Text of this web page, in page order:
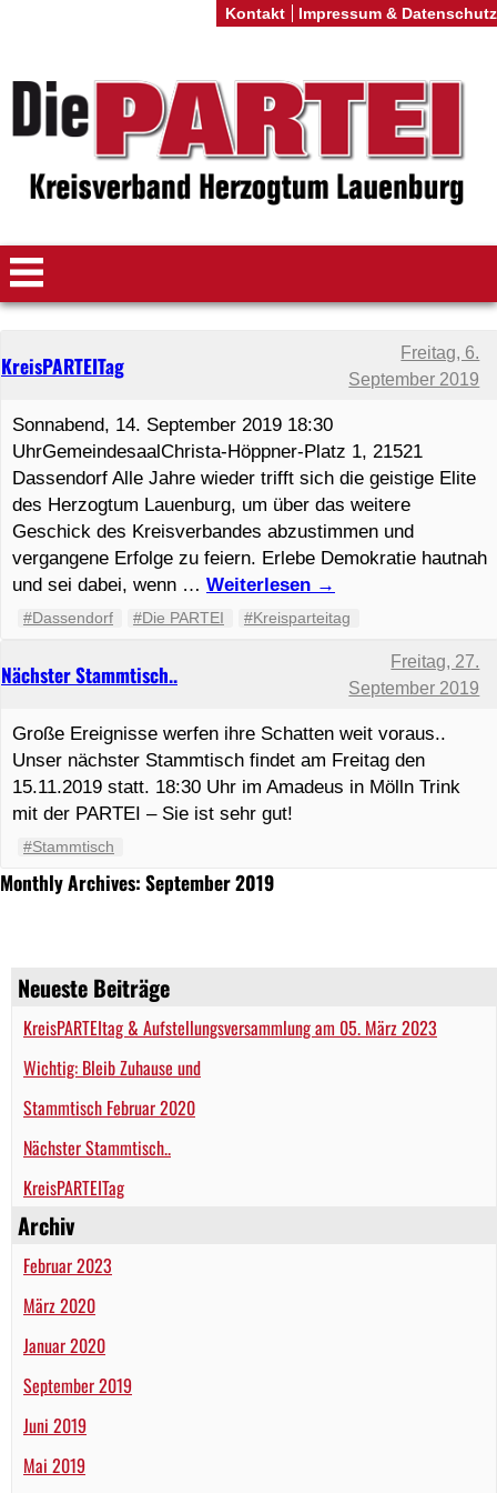
Neueste Beiträge
KreisPARTEItag & Aufstellungsversammlung am 05. März 2023
Wichtig: Bleib Zuhause und
Stammtisch Februar 2020
Nächster Stammtisch..
KreisPARTEITag
Archiv
Februar 2023
März 2020
Januar 2020
September 2019
Juni 2019
Mai 2019
Monthly Archives: September 2019
Nächster Stammtisch..
Freitag, 27.
September 2019
Große Ereignisse werfen ihre Schatten weit voraus..
Unser nächster Stammtisch findet am Freitag den
15.11.2019 statt. 18:30 Uhr im Amadeus in Mölln Trink
mit der PARTEI – Sie ist sehr gut!
#Stammtisch
KreisPARTEITag
Freitag, 6.
September 2019
Sonnabend, 14. September 2019 18:30
UhrGemeindesaalChrista-Höppner-Platz 1, 21521
Dassendorf Alle Jahre wieder trifft sich die geistige Elite
des Herzogtum Lauenburg, um über das weitere
Geschick des Kreisverbandes abzustimmen und
vergangene Erfolge zu feiern. Erlebe Demokratie hautnah
und sei dabei, wenn … Weiterlesen →
#Dassendorf #Die PARTEI #Kreisparteitag
Kontakt Impressum & Datenschutz